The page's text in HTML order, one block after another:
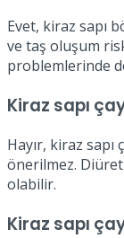
Evet, kiraz sapı
ve taş oluşum
problemlerinde
Kiraz sapı
Hayır, kiraz
önerilmez.
olabilir.
Kiraz sapı